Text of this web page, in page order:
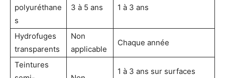
polyuréthane
s
3 à 5 ans 1 à 3 ans
Hydrofuges
transparents
Non
applicable
Chaque année
Teintures
1 à 3 ans sur surfaces